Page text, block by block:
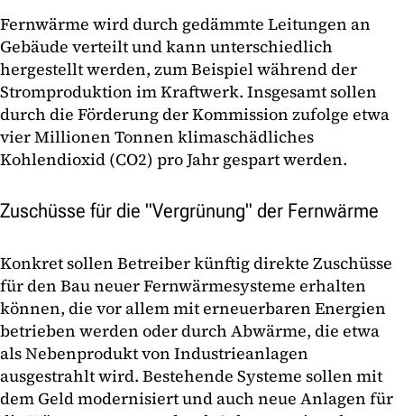
Fernwärme wird durch gedämmte Leitungen an
Gebäude verteilt und kann unterschiedlich
hergestellt werden, zum Beispiel während der
Stromproduktion im Kraftwerk. Insgesamt sollen
durch die Förderung der Kommission zufolge etwa
vier Millionen Tonnen klimaschädliches
Kohlendioxid (CO2) pro Jahr gespart werden.
Zuschüsse für die "Vergrünung" der Fernwärme
Konkret sollen Betreiber künftig direkte Zuschüsse
für den Bau neuer Fernwärmesysteme erhalten
können, die vor allem mit erneuerbaren Energien
betrieben werden oder durch Abwärme, die etwa
als Nebenprodukt von Industrieanlagen
ausgestrahlt wird. Bestehende Systeme sollen mit
dem Geld modernisiert und auch neue Anlagen für